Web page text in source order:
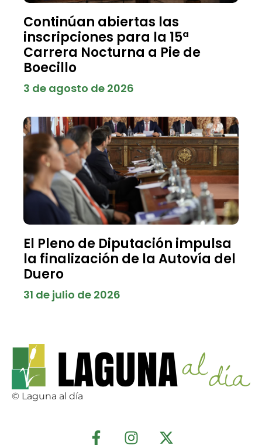
Continúan abiertas las
inscripciones para la 15ª
Carrera Nocturna a Pie de
Boecillo
3 de agosto de 2026
El Pleno de Diputación impulsa
la finalización de la Autovía del
Duero
31 de julio de 2026
© Laguna al día